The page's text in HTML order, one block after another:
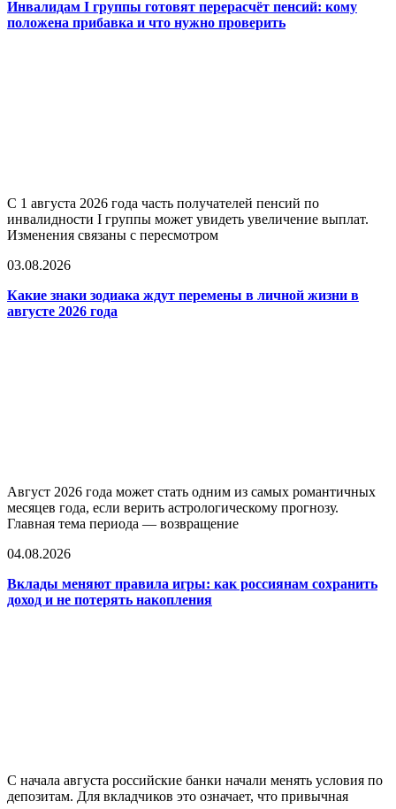
Инвалидам I группы готовят перерасчёт пенсий: кому
положена прибавка и что нужно проверить
С 1 августа 2026 года часть получателей пенсий по
инвалидности I группы может увидеть увеличение выплат.
Изменения связаны с пересмотром
03.08.2026
Какие знаки зодиака ждут перемены в личной жизни в
августе 2026 года
Август 2026 года может стать одним из самых романтичных
месяцев года, если верить астрологическому прогнозу.
Главная тема периода — возвращение
04.08.2026
Вклады меняют правила игры: как россиянам сохранить
доход и не потерять накопления
С начала августа российские банки начали менять условия по
депозитам. Для вкладчиков это означает, что привычная